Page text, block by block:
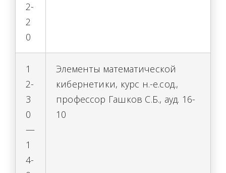
2-
2
0
1
2-
3
0
—
1
4-
Элементы математической
кибернетики, курс н.-е.сод.,
профессор Гашков С.Б., ауд. 16-
10